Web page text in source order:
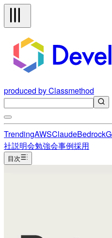
produced by Classmethod
TrendingAWSClaudeBedrock
社説明会勉強会事例採用
目次